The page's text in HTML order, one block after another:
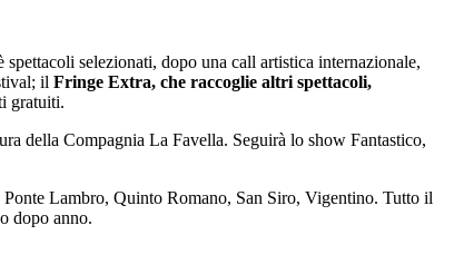
spettacoli selezionati, dopo una call artistica internazionale,
il Fringe Extra, che raccoglie altri spettacoli,
gratuiti.
della Compagnia La Favella. Seguirà lo show Fantastico,
Lambro, Quinto Romano, San Siro, Vigentino. Tutto il
dopo anno.